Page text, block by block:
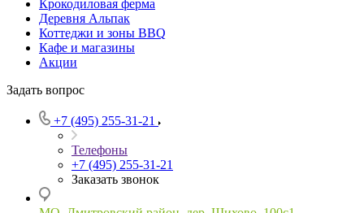
Крокодиловая ферма
Деревня Альпак
Коттеджи и зоны BBQ
Кафе и магазины
Акции
Задать вопрос
+7 (495) 255-31-21
Телефоны
+7 (495) 255-31-21
Заказать звонок